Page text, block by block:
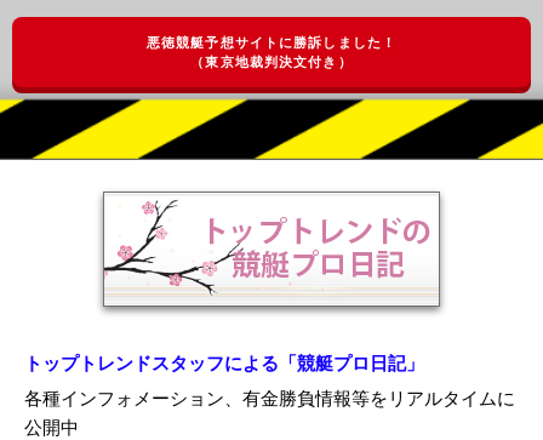
悪徳競艇予想サイトに勝訴しました！
（東京地裁判決文付き）
トップトレンドスタッフによる「競艇プロ日記」
各種インフォメーション、有金勝負情報等をリアルタイムに
公開中